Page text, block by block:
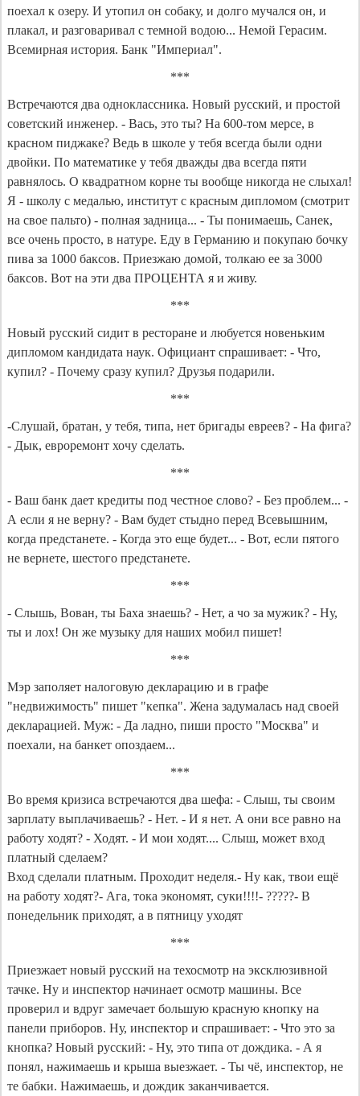
поехал к озеру. И утопил он собаку, и долго мучался он, и
плакал, и разговаривал с темной водою... Немой Герасим.
Всемирная история. Банк "Империал".
***
Встречаются два одноклассника. Новый русский, и простой
советский инженер. - Вась, это ты? На 600-том мерсе, в
красном пиджаке? Ведь в школе у тебя всегда были одни
двойки. По математике у тебя дважды два всегда пяти
равнялось. О квадратном корне ты вообще никогда не слыхал!
Я - школу с медалью, институт с красным дипломом (смотрит
на свое пальто) - полная задница... - Ты понимаешь, Санек,
все очень просто, в натуре. Еду в Германию и покупаю бочку
пива за 1000 баксов. Приезжаю домой, толкаю ее за 3000
баксов. Вот на эти два ПРОЦЕНТА я и живу.
***
Новый русский сидит в ресторане и любуется новеньким
дипломом кандидата наук. Официант спрашивает: - Что,
купил? - Почему сразу купил? Друзья подарили.
***
-Слушай, братан, у тебя, типа, нет бригады евреев? - На фига?
- Дык, евроремонт хочу сделать.
***
- Ваш банк дает кредиты под честное слово? - Без проблем... -
А если я не верну? - Вам будет стыдно перед Всевышним,
когда предстанете. - Когда это еще будет... - Вот, если пятого
не вернете, шестого предстанете.
***
- Слышь, Вован, ты Баха знаешь? - Нет, а чо за мужик? - Ну,
ты и лох! Он же музыку для наших мобил пишет!
***
Мэр заполяет налоговую декларацию и в графе
"недвижимость" пишет "кепка". Жена задумалась над своей
декларацией. Муж: - Да ладно, пиши просто "Москва" и
поехали, на банкет опоздаем...
***
Во время кризиса встречаются два шефа: - Слыш, ты своим
зарплату выплачиваешь? - Нет. - И я нет. А они все равно на
работу ходят? - Ходят. - И мои ходят.... Слыш, может вход
платный сделаем?
Вход сделали платным. Проходит неделя.- Ну как, твои ещё
на работу ходят?- Ага, тока экономят, суки!!!!- ?????- В
понедельник приходят, а в пятницу уходят
***
Приезжает новый русский на техосмотр на эксклюзивной
тачке. Ну и инспектор начинает осмотр машины. Все
проверил и вдруг замечает большую красную кнопку на
панели приборов. Ну, инспектор и спрашивает: - Что это за
кнопка? Новый русский: - Ну, это типа от дождика. - А я
понял, нажимаешь и крыша выезжает. - Ты чё, инспектор, не
те бабки. Нажимаешь, и дождик заканчивается.